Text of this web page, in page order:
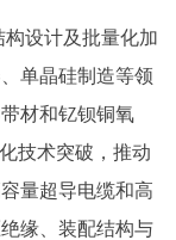
设计及批量化加
单晶硅制造等领
材和钇钡铜氧
技术突破，推动
量超导电缆和高
缘、装配结构与